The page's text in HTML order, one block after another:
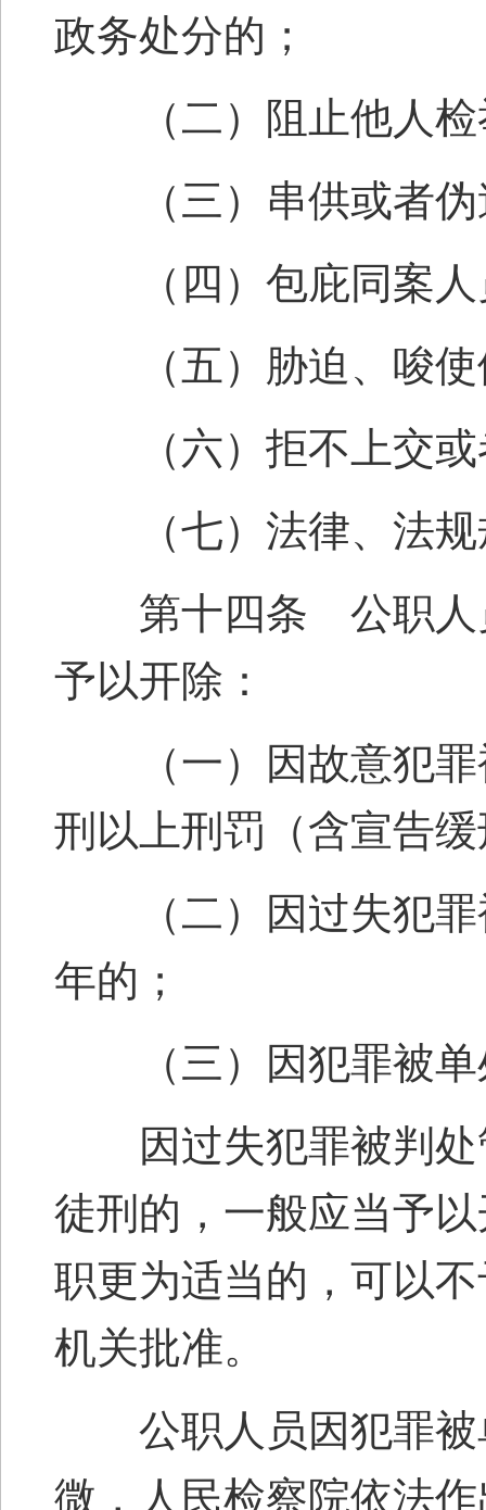
政务处分的；
（二）阻止他人检
（三）串供或者伪
（四）包庇同案人
（五）胁迫、唆使
（六）拒不上交或
（七）法律、法规
第十四条 公职人员
予以开除：
（一）因故意犯罪
刑以上刑罚（含宣告
（二）因过失犯罪
年的；
（三）因犯罪被单
因过失犯罪被判处
徒刑的，一般应当予
职更为适当的，可以
机关批准。
公职人员因犯罪被
微，人民检察院依法